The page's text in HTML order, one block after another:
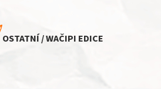
OSTATNÍ / WAČIPI EDICE